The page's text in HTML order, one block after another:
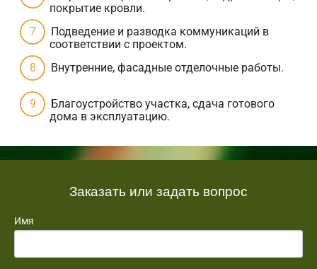
покрытие кровли.
Подведение и разводка коммуникаций в
соответствии с проектом.
Внутренние, фасадные отделочные работы.
Благоустройство участка, сдача готового
дома в эксплуатацию.
Заказать или задать вопрос
Имя